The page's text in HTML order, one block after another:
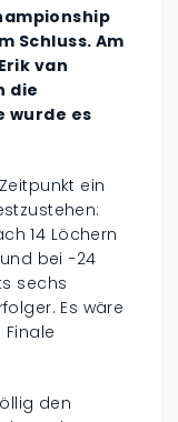
Schluss. Am
van
die
wurde es
ein
14 Löchern
bei −24
sechs
Es wäre
den